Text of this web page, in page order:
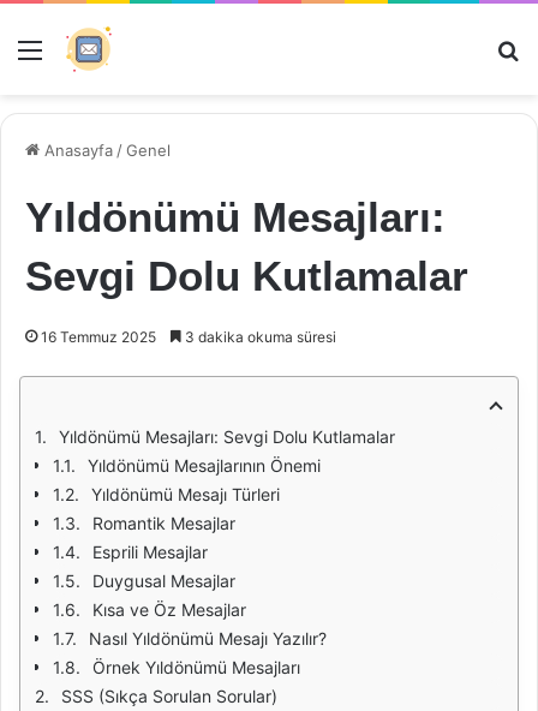
Menü
Anasayfa /Genel
Yıldönümü Mesajları:
Sevgi Dolu Kutlamalar
16 Temmuz 2025 3 dakika okuma süresi
Yıldönümü Mesajları: Sevgi Dolu Kutlamalar
Yıldönümü Mesajlarının Önemi
Yıldönümü Mesajı Türleri
Romantik Mesajlar
Esprili Mesajlar
Duygusal Mesajlar
Kısa ve Öz Mesajlar
Nasıl Yıldönümü Mesajı Yazılır?
Örnek Yıldönümü Mesajları
SSS (Sıkça Sorulan Sorular)